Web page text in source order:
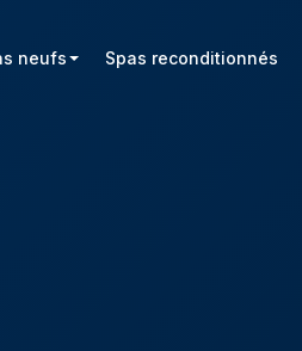
neufs Spas reconditionnés